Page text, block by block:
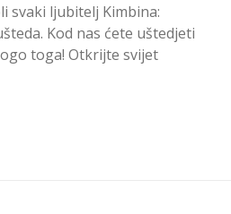
svaki ljubitelj Kimbina:
Kod nas ćete uštedjeti
toga! Otkrijte svijet